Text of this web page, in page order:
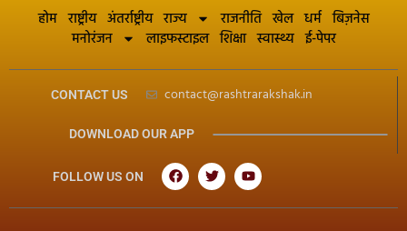
होम राष्ट्रीय अंतर्राष्ट्रीय राज्य राजनीति खेल धर्म बिज़नेस
मनोरंजन
लाइफस्टाइल शिक्षा स्वास्थ्य ई-पेपर
CONTACT US contact@rashtrarakshak.in
DOWNLOAD OUR APP
FOLLOW US ON